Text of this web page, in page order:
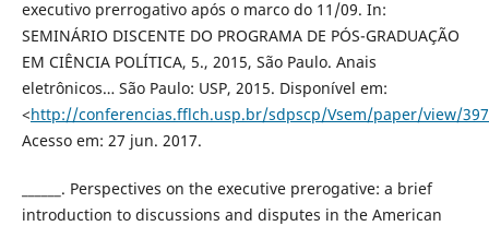
executivo prerrogativo após o marco do 11/09. In:
SEMINÁRIO DISCENTE DO PROGRAMA DE PÓS-GRADUAÇÃO
EM CIÊNCIA POLÍTICA, 5., 2015, São Paulo. Anais
eletrônicos… São Paulo: USP, 2015. Disponível em:
<http://conferencias.fflch.usp.br/sdpscp/Vsem/paper/view/
Acesso em: 27 jun. 2017.
______. Perspectives on the executive prerogative: a brief
introduction to discussions and disputes in the American